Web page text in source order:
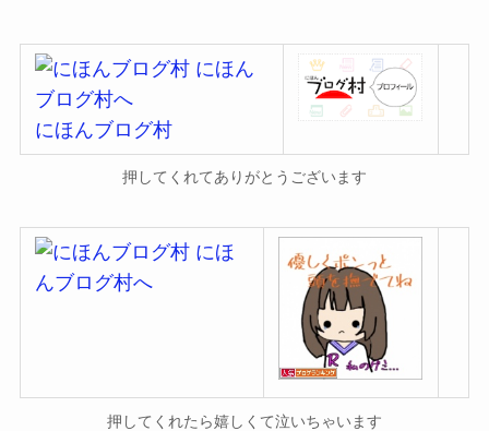
にほんブログ村
押してくれてありがとうございます
押してくれたら嬉しくて泣いちゃいます